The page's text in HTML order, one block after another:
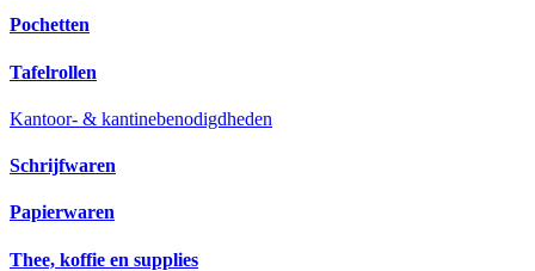
Pochetten
Tafelrollen
Kantoor- & kantinebenodigdheden
Schrijfwaren
Papierwaren
Thee, koffie en supplies